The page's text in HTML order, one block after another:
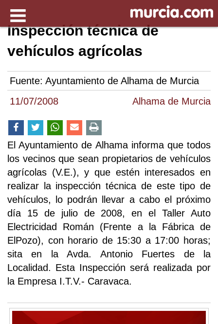
11/07/2008 Alhama de Murcia
Inspección técnica de
vehículos agrícolas
Fuente: Ayuntamiento de Alhama de Murcia
El Ayuntamiento de Alhama informa que todos
los vecinos que sean propietarios de vehículos
agrícolas (V.E.), y que estén interesados en
realizar la inspección técnica de este tipo de
vehículos, lo podrán llevar a cabo el próximo
día 15 de julio de 2008, en el Taller Auto
Electricidad Román (Frente a la Fábrica de
ElPozo), con horario de 15:30 a 17:00 horas;
sita en la Avda. Antonio Fuertes de la
Localidad. Esta Inspección será realizada por
la Empresa I.T.V.- Caravaca.